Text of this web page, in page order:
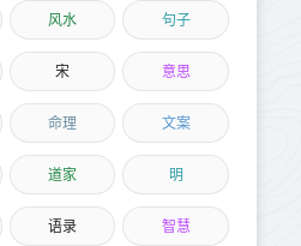
风水 句子
宋 意思
命理 文案
道家 明
语录 智慧